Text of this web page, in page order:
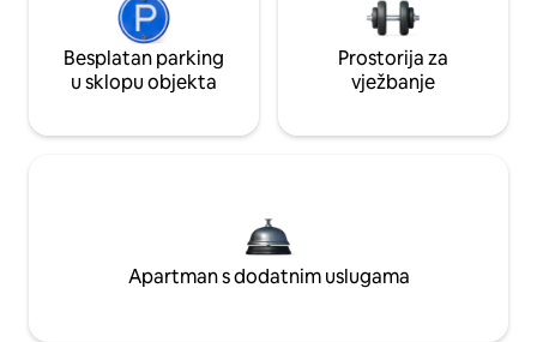
Besplatan parking
u sklopu objekta
Prostorija za
vježbanje
Apartman s dodatnim uslugama